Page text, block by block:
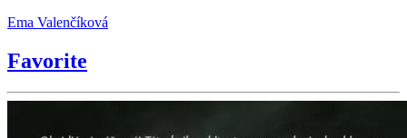
Ema Valenčíková
Favorite